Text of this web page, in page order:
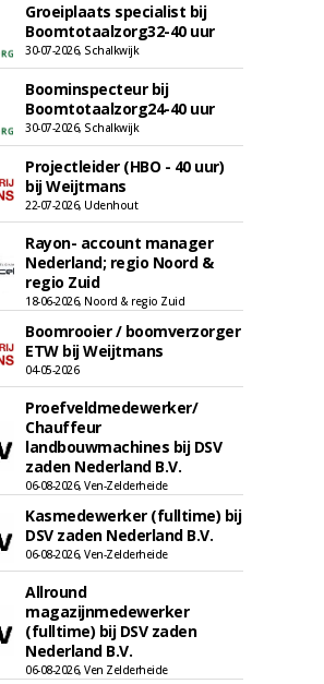
Groeiplaats specialist bij
Boomtotaalzorg32-40 uur
30-07-2026, Schalkwijk
Boominspecteur bij
Boomtotaalzorg24-40 uur
30-07-2026, Schalkwijk
Projectleider (HBO - 40 uur)
bij Weijtmans
22-07-2026, Udenhout
Rayon- account manager
Nederland; regio Noord &
regio Zuid
18-06-2026, Noord & regio Zuid
Boomrooier / boomverzorger
ETW bij Weijtmans
04-05-2026
Proefveldmedewerker/
Chauffeur
landbouwmachines bij DSV
zaden Nederland B.V.
06-08-2026, Ven-Zelderheide
Kasmedewerker (fulltime) bij
DSV zaden Nederland B.V.
06-08-2026, Ven-Zelderheide
Allround
magazijnmedewerker
(fulltime) bij DSV zaden
Nederland B.V.
06-08-2026, Ven Zelderheide